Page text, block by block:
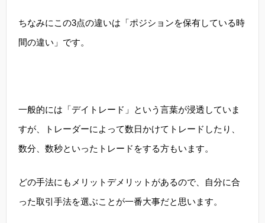
ちなみにこの3点の違いは「ポジションを保有している時
間の違い」です。
一般的には「デイトレード」という言葉が浸透していま
すが、トレーダーによって数日かけてトレードしたり、
数分、数秒といったトレードをする方もいます。
どの手法にもメリットデメリットがあるので、自分に合
った取引手法を選ぶことが一番大事だと思います。